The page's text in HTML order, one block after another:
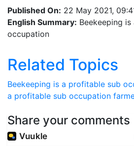
Published On: 22 May 2021,
English Summary: Beekeeping
occupation
Related Topics
Beekeeping is a profitable sub
a profitable sub occupation
Share your comments